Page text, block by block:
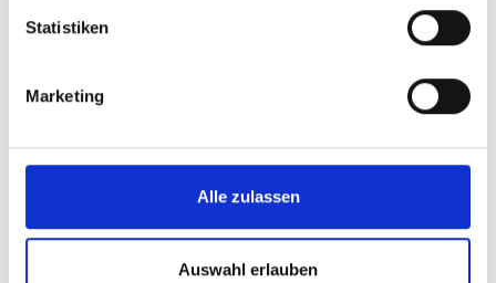
Statistiken
Marketing
Alle zulassen
Auswahl erlauben
ermutigen, den Schulweg zu Fuß zurückzulegen.
Jedes Elterntaxi weniger bedeutet nicht nur mehr
Sicherheit vor den Schulen, sondern fördert
Bewegung und Selbstständigkeit unserer Kinder.
Wir müssen gemeinsam daran arbeiten, dass der
Schulweg zu Fuß wieder zur Regel wird, anstatt zur
, Abteilungsleiterin Sicherheit und